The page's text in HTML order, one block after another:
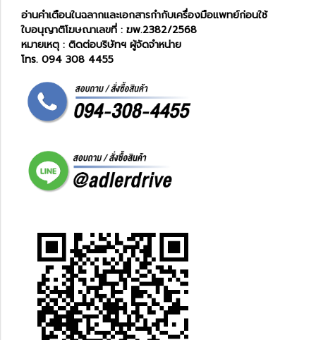
อ่านคำเตือนในฉลากและเอกสารกำกับเครื่องมือแพทย์ก่อนใช้
ใบอนุญาติโฆษณาเลขที่ : ฆพ.2382/2568
หมายเหตุ : ติดต่อบริษัทฯ ผู้จัดจำหน่าย
โทร. 094 308 4455